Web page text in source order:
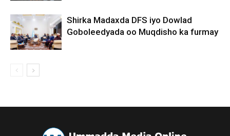
Shirka Madaxda DFS iyo Dowlad
Goboleedyada oo Muqdisho ka furmay